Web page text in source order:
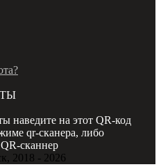
наведите на этот QR-код
qr-сканера, либо
сканнер
2018 - 2026